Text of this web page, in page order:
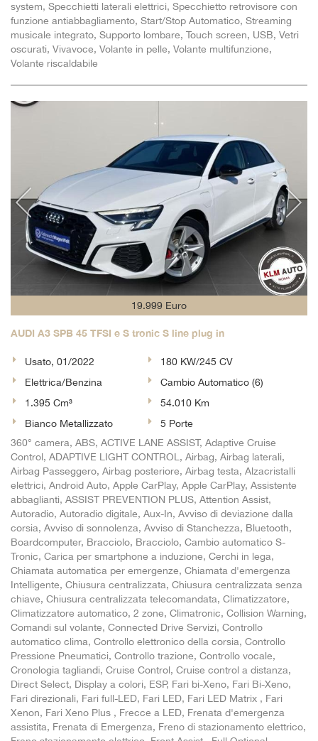
system, Specchietti laterali elettrici, Specchietto retrovisore con
funzione antiabbagliamento, Start/Stop Automatico, Streaming
musicale integrato, Supporto lombare, Touch screen, USB, Vetri
oscurati, Vivavoce, Volante in pelle, Volante multifunzione,
Volante riscaldabile
19.999 Euro
AUDI A3 SPB 45 TFSI e S tronic S line plug in
Usato, 01/2022
180 KW/245 CV
Elettrica/Benzina
Cambio Automatico (6)
1.395 Cm³
54.010 Km
Bianco Metallizzato
5 Porte
360° camera, ABS, ACTIVE LANE ASSIST, Adaptive Cruise
Control, ADAPTIVE LIGHT CONTROL, Airbag, Airbag laterali,
Airbag Passeggero, Airbag posteriore, Airbag testa, Alzacristalli
elettrici, Android Auto, Apple CarPlay, Apple CarPlay, Assistente
abbaglianti, ASSIST PREVENTION PLUS, Attention Assist,
Autoradio, Autoradio digitale, Aux-In, Avviso di deviazione dalla
corsia, Avviso di sonnolenza, Avviso di Stanchezza, Bluetooth,
Boardcomputer, Bracciolo, Bracciolo, Cambio automatico S-
Tronic, Carica per smartphone a induzione, Cerchi in lega,
Chiamata automatica per emergenze, Chiamata d'emergenza
Intelligente, Chiusura centralizzata, Chiusura centralizzata senza
chiave, Chiusura centralizzata telecomandata, Climatizzatore,
Climatizzatore automatico, 2 zone, Climatronic, Collision Warning,
Comandi sul volante, Connected Drive Servizi, Controllo
automatico clima, Controllo elettronico della corsia, Controllo
Pressione Pneumatici, Controllo trazione, Controllo vocale,
Cronologia tagliandi, Cruise Control, Cruise control a distanza,
Direct Select, Display a colori, ESP, Fari bi-Xeno, Fari Bi-Xeno,
Fari direzionali, Fari full-LED, Fari LED, Fari LED Matrix , Fari
Xenon, Fari Xeno Plus , Frecce a LED, Frenata d'emergenza
assistita, Frenata di Emergenza, Freno di stazionamento elettrico,